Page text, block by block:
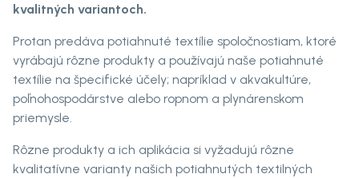
kvalitných variantoch.
Protan predáva potiahnuté textílie spoločnostiam, ktoré
vyrábajú rôzne produkty a používajú naše potiahnuté
textílie na špecifické účely; napríklad v akvakultúre,
poľnohospodárstve alebo ropnom a plynárenskom
priemysle.
Rôzne produkty a ich aplikácia si vyžadujú rôzne
kvalitatívne varianty našich potiahnutých textilných